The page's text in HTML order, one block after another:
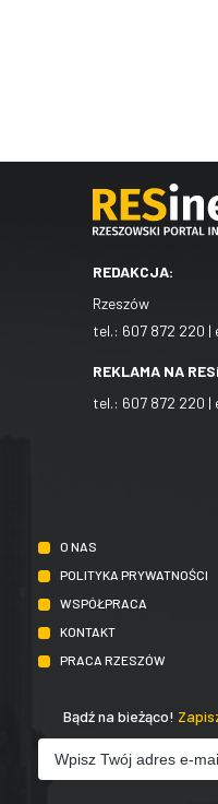
REDAKCJA:
Rzeszów
tel.: 607 872 220 |
REKLAMA NA
tel.: 607 872 220 |
O NAS
POLITYKA PRYWATNOŚCI
WSPÓŁPRACA
KONTAKT
PRACA RZESZÓW
Bądź na bieżąco!